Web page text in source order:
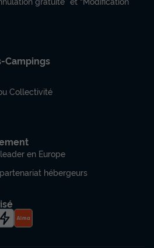
Campings
Collectivité
en Europe
hébergeurs